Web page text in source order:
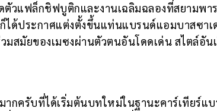
ตัวแฟล็กชิฟบูติกและงานเฉลิมฉลองที่สยามพา
ได้ประกาศแต่งตั้งขึ้นแท่นแบรนด์แอมบาสซาเ
สมัยของเมซงผ่านตัวตนอันโดดเด่น สไตล์อัน
ากครับที่ได้เริ่มต้นบทใหม่ในฐานะคาร์เทียร์แ